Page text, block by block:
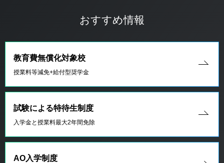
おすすめ情報
教育費無償化対象校
授業料等減免+給付型奨学金
試験による特待生制度
入学金と授業料最大2年間免除
AO入学制度